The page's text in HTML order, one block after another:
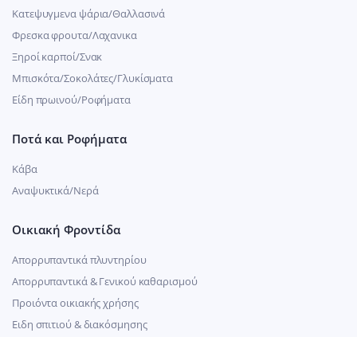
Κατεψυγμενα ψάρια/Θαλλασινά
Φρεσκα φρουτα/Λαχανικα
Ξηροί καρποί/Σνακ
Μπισκότα/Σοκολάτες/Γλυκίσματα
Είδη πρωινού/Ροφήματα
Ποτά και Ροφήματα
Κάβα
Αναψυκτικά/Νερά
Οικιακή Φροντίδα
Απορρυπαντικά πλυντηρίου
Απορρυπαντικά & Γενικού καθαρισμού
Προιόντα οικιακής χρήσης
Ειδη σπιτιού & διακόσμησης